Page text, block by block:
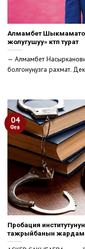
Алмамбет
жолугушуу» күтүп турат
— Алмамбет
болгонуңузга рахмат.
Пробация
тажрыйбанын
04
Фев